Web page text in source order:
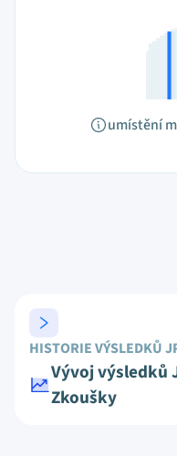
umístění
HISTORIE VÝSLEDKŮ
Vývoj výsledků
Zkoušky